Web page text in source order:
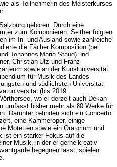
als Teilnehmerin des Meisterkurses
geboren. Durch eine
er zum Komponieren. Seither folgten
im In- und Ausland sowie zahlreiche
die Fächer Komposition (bei
Johannes Maria Staud) und
Christian Utz und Franz
sowie an der Kunstuniversität
für Musik des Landes
und südlichsten Universität
(bis 2019
wo er derzeit auch Dekan
umfasst bisher mehr als 80 Werke für
Darunter befinden sich ein Concerto
eine Kammeroper, einige
Motetten sowie ein Oratorium und
ist ein starker Fokus auf die
Musik, in der er gerne kreativ
begegnen lässt, spielen